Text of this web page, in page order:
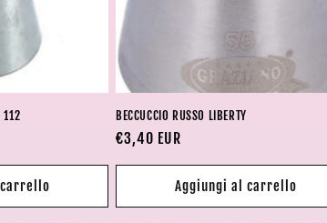
112 BECCUCCIO RUSSO LIBERTY
Prezzo
di
€3,40 EUR
Aggiungi al carrello